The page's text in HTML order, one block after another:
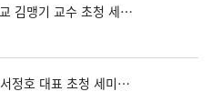
[수요세미나] 5월 13일 공주대학교 김맹기 교수 초청 세미나 개최
[수요세미나] 5월 6일 ㈜ 군집텍 서정호 대표 초청 세미나 개최